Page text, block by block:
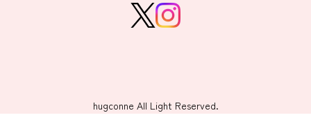
hugconne All Light Reserved.